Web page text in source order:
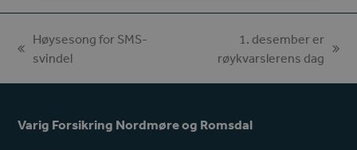
Facebook
Email
previous
Høysesong for SMS-
svindel
1. desember er
røykvarslerens dag
Varig Forsikring Nordmøre og Romsdal